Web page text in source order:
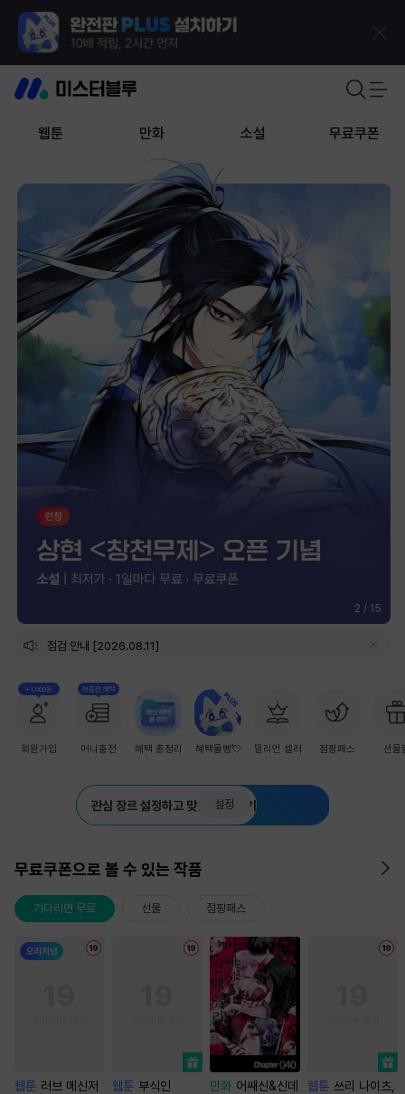
웹툰 만화 소설 무료쿠폰
2 / 15
점검 안내 [2026.08.11]
+1,000원
회원가입
첫충전 혜택
머니충전 혜택 총정리 혜택몰빵💘 밀리언 셀러 점핑패스 선물
관심 장르 설정하고 맞춤 추천 받기
설정
무료쿠폰으로 볼 수 있는 작품
기다리면 무료 선물 점핑패스
웹툰 러브 메신저 웹툰 부식인 만화 어쌔신&신데
웹툰 쓰리 나이츠,